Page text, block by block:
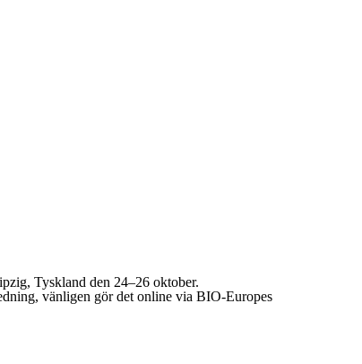
Tyskland den 24–26 oktober.
vänligen gör det online via BIO-Europes